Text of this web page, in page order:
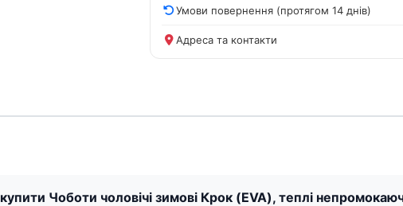
Умови повернення (протягом 14 днів)
Адреса та контакти
купити Чоботи чоловічі зимові Крок (EVA), теплі